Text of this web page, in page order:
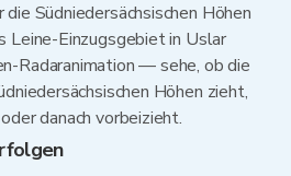
Südniedersächsischen Höhen
Leine-Einzugsgebiet in Uslar
Radaranimation — sehe, ob die
Höhen zieht,
danach vorbeizieht.